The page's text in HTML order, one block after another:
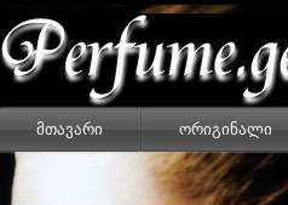
მთავარი ორიგინალი